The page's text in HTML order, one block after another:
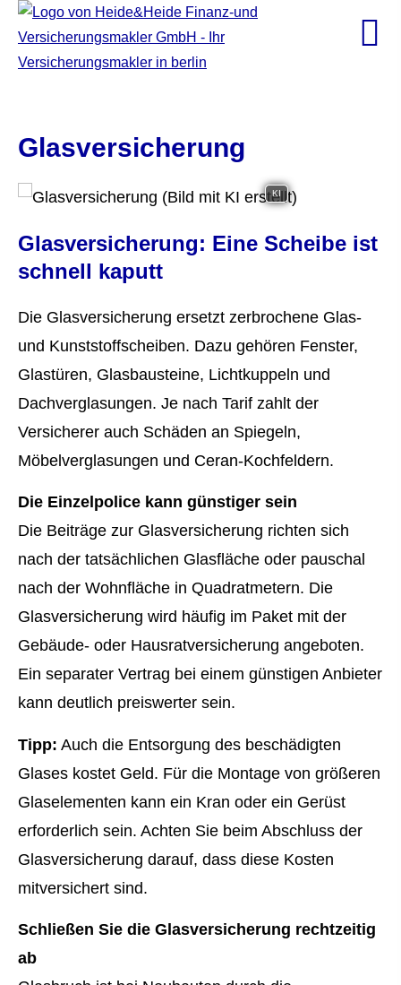
Glasversicherung
KI
Glasversicherung: Eine Scheibe ist
schnell kaputt
Die Glasversicherung ersetzt zerbrochene Glas-
und Kunststoffscheiben. Dazu gehören Fenster,
Glastüren, Glasbausteine, Lichtkuppeln und
Dachverglasungen. Je nach Tarif zahlt der
Versicherer auch Schäden an Spiegeln,
Möbelverglasungen und Ceran-Kochfeldern.
Die Einzelpolice kann günstiger sein
Die Beiträge zur Glasversicherung richten sich
nach der tatsächlichen Glasfläche oder pauschal
nach der Wohnfläche in Quadratmetern. Die
Glasversicherung wird häufig im Paket mit der
Gebäude- oder Haus­rat­ver­si­che­rung angeboten.
Ein separater Vertrag bei einem günstigen Anbieter
kann deutlich preiswerter sein.
Tipp: Auch die Entsorgung des beschädigten
Glases kostet Geld. Für die Montage von größeren
Glaselementen kann ein Kran oder ein Gerüst
erforderlich sein. Achten Sie beim Abschluss der
Glasversicherung darauf, dass diese Kosten
mitversichert sind.
Schließen Sie die Glasversicherung rechtzeitig
ab